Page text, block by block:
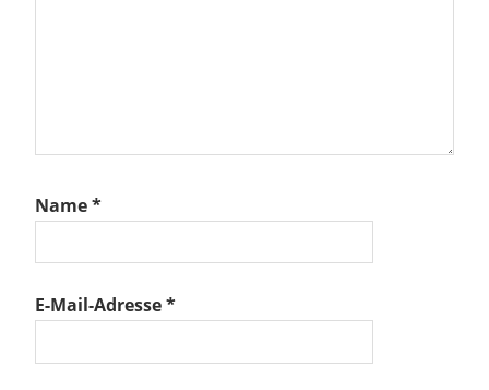
Name*
E-Mail-Adresse*